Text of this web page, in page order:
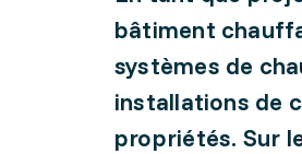
bâtiment
systèmes de
installations de
propriétés. Sur